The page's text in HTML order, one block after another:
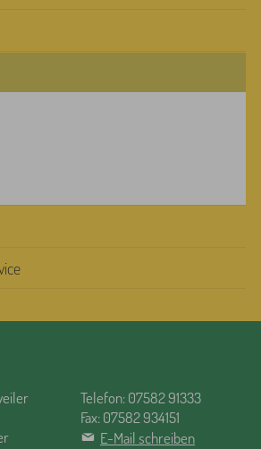
Telefon: 07582 91333
Fax: 07582 934151
E-Mail schreiben